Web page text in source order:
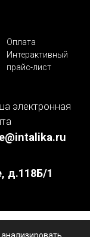
Оплата
Интерактивный
прайс-лист
электронная
д.118Б/1